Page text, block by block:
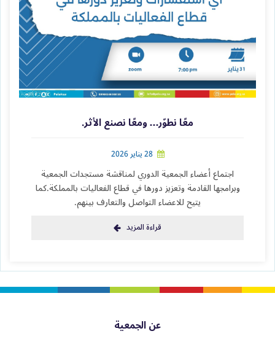
معًا نطوّر… ومعًا نصنع الأثر.
28 يناير 2026
اجتماع أعضاء الجمعية الدوري لمناقشة مستجدات الجمعية
وبرامجها القادمة وتعزيز دورها في قطاع الفعاليات بالمملكة.كما
يتيح للاعضاء التواصل والتعارف بينهم.
قراءة المزيد
عن الجمعية